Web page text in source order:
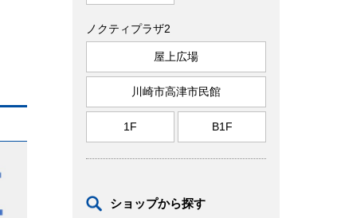
ノクティプラザ2
屋上広場
川崎市高津市民館
1F B1F
ショップから探す